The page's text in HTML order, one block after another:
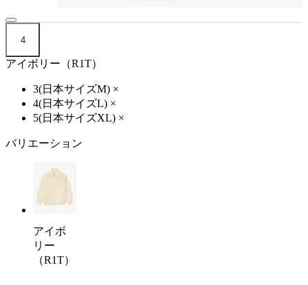
4
アイボリー（R1T）
3(日本サイズM) ×
4(日本サイズL) ×
5(日本サイズXL) ×
バリエーション
アイボ
リー
（R1T）